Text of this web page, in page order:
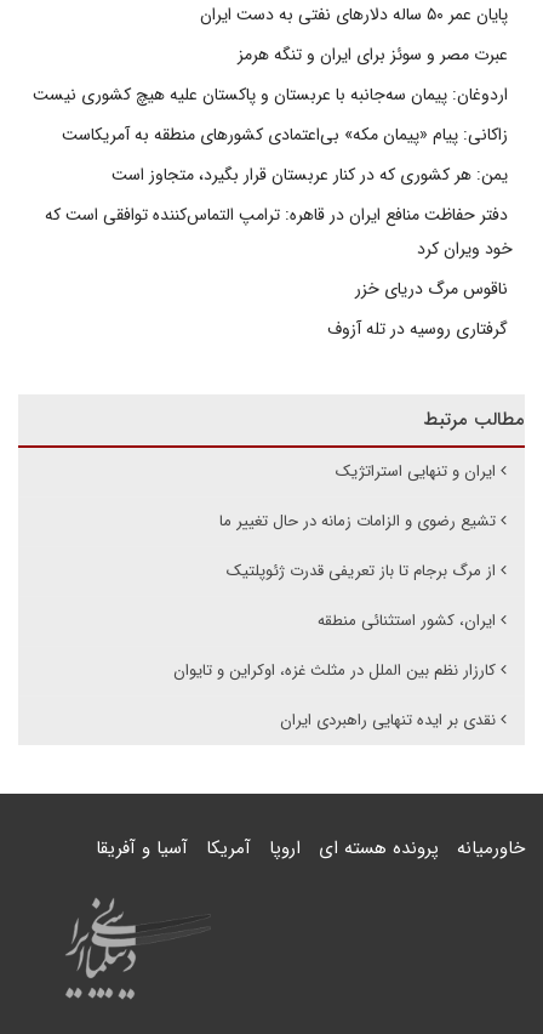
پایان عمر ۵۰ ساله دلارهای نفتی به دست ایران
عبرت مصر و سوئز برای ایران و تنگه هرمز
اردوغان: پیمان سه‌جانبه با عربستان و پاکستان علیه هیچ کشوری نیست
زاکانی: پیام «پیمان مکه» بی‌اعتمادی کشورهای منطقه به آمریکاست
یمن: هر کشوری که در کنار عربستان قرار بگیرد، متجاوز است
دفتر حفاظت منافع ایران در قاهره: ترامپ التماس‌کننده توافقی است که
خود ویران کرد
ناقوس مرگ دریای خزر
گرفتاری روسیه در تله آزوف
مطالب مرتبط
ایران و تنهایی استراتژیک
تشیع رضوی و الزامات زمانه در حال تغییر ما
از مرگ برجام تا باز تعریفی قدرت ژئوپلتیک
ایران، کشور استثنائی منطقه
کارزار نظم بین الملل در مثلث غزه، اوکراین و تایوان
نقدی بر ایده تنهایی راهبردی ایران
خاورمیانه پرونده هسته ای اروپا آمریکا آسیا و آفریقا